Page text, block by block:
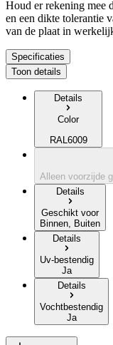
Houd er rekening mee
en een dikte tolerantie
van de plaat in
Specificaties
Toon details
Details
Color
RAL6009
Alleen voorzijde
Details
Geschikt voor
Binnen, Buiten
Details
Uv-bestendig
Ja
Details
Vochtbestendig
Ja